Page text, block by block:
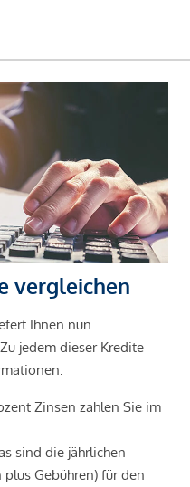
vergleichen
Ihnen nun
jedem dieser Kredite
Zinsen zahlen Sie im
sind die jährlichen
Gebühren) für den